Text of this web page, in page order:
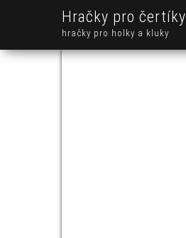
Hračky pro čertíky
hračky pro holky a kluky